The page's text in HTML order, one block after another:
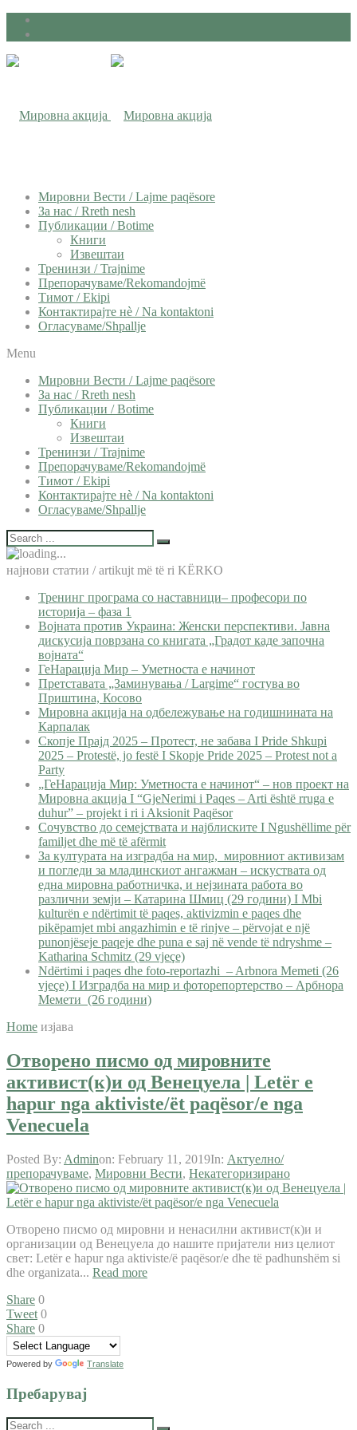
Мировни Вести / Lajme paqësore
За нас / Rreth nesh
Публикации / Botime
Книги
Извештаи
Тренинзи / Trajnime
Препорачуваме/Rekomandojmë
Тимот / Ekipi
Контактирајте нѐ / Na kontaktoni
Огласуваме/Shpallje
Menu
Мировни Вести / Lajme paqësore
За нас / Rreth nesh
Публикации / Botime
Книги
Извештаи
Тренинзи / Trajnime
Препорачуваме/Rekomandojmë
Тимот / Ekipi
Контактирајте нѐ / Na kontaktoni
Огласуваме/Shpallje
најнови статии / artikujt më të ri KËRKO
Тренинг програма со наставници– професори по
историја – фаза 1
Војната против Украина: Женски перспективи. Јавна
дискусија поврзана со книгата „Градот каде започна
војната“
ГеНарација Мир – Уметноста е начинот
Претставата „Заминувања / Largime“ гостува во
Приштина, Косово
Мировна акција на одбележување на годишнината на
Карпалак
Скопје Прајд 2025 – Протест, не забава I Pride Shkupi
2025 – Protestë, jo festë I Skopje Pride 2025 – Protest not a
Party
„ГеНарација Мир: Уметноста е начинот“ – нов проект на
Мировна акција I “GjeNerimi i Paqes – Arti është rruga e
duhur” – projekt i ri i Aksionit Paqësor
Сочувство до семејствата и најблиските I Ngushëllime për
familjet dhe më të afërmit
За културата на изградба на мир, мировниот активизам
и погледи за младинскиот ангажман – искуствата од
една мировна работничка, и нејзината работа во
различни земји – Катарина Шмиц (29 години) I Mbi
kulturën e ndërtimit të paqes, aktivizmin e paqes dhe
pikëpamjet mbi angazhimin e të rinjve – përvojat e një
punonjëseje paqeje dhe puna e saj në vende të ndryshme –
Katharina Schmitz (29 vjeçe)
Ndërtimi i paqes dhe foto-reportazhi – Arbnora Memeti (26
vjeçe) I Изградба на мир и фоторепортерство – Арбнора
Мемети (26 години)
Home изјава
Отворено писмо од мировните
активист(к)и од Венецуела | Letër e
hapur nga aktiviste/ët paqësor/e nga
Venecuela
Posted By: Adminon: February 11, 2019In: Актуелно/
препорачуваме, Мировни Вести, Некатегоризирано
Отворено писмо од мировни и ненасилни активист(к)и и
организации од Венецуела до нашите пријатели низ целиот
свет: Letër e hapur nga aktiviste/ë paqësor/e dhe të padhunshëm si
dhe organizata... Read more
Share 0
Tweet 0
Share 0
Powered by Translate
Пребарувај